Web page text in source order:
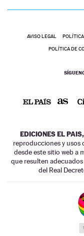
AVISO LEGAL
POLÍTICA DE
EDICIONES EL
reproducciones y usos
desde este sitio web a
que resulten
del Real